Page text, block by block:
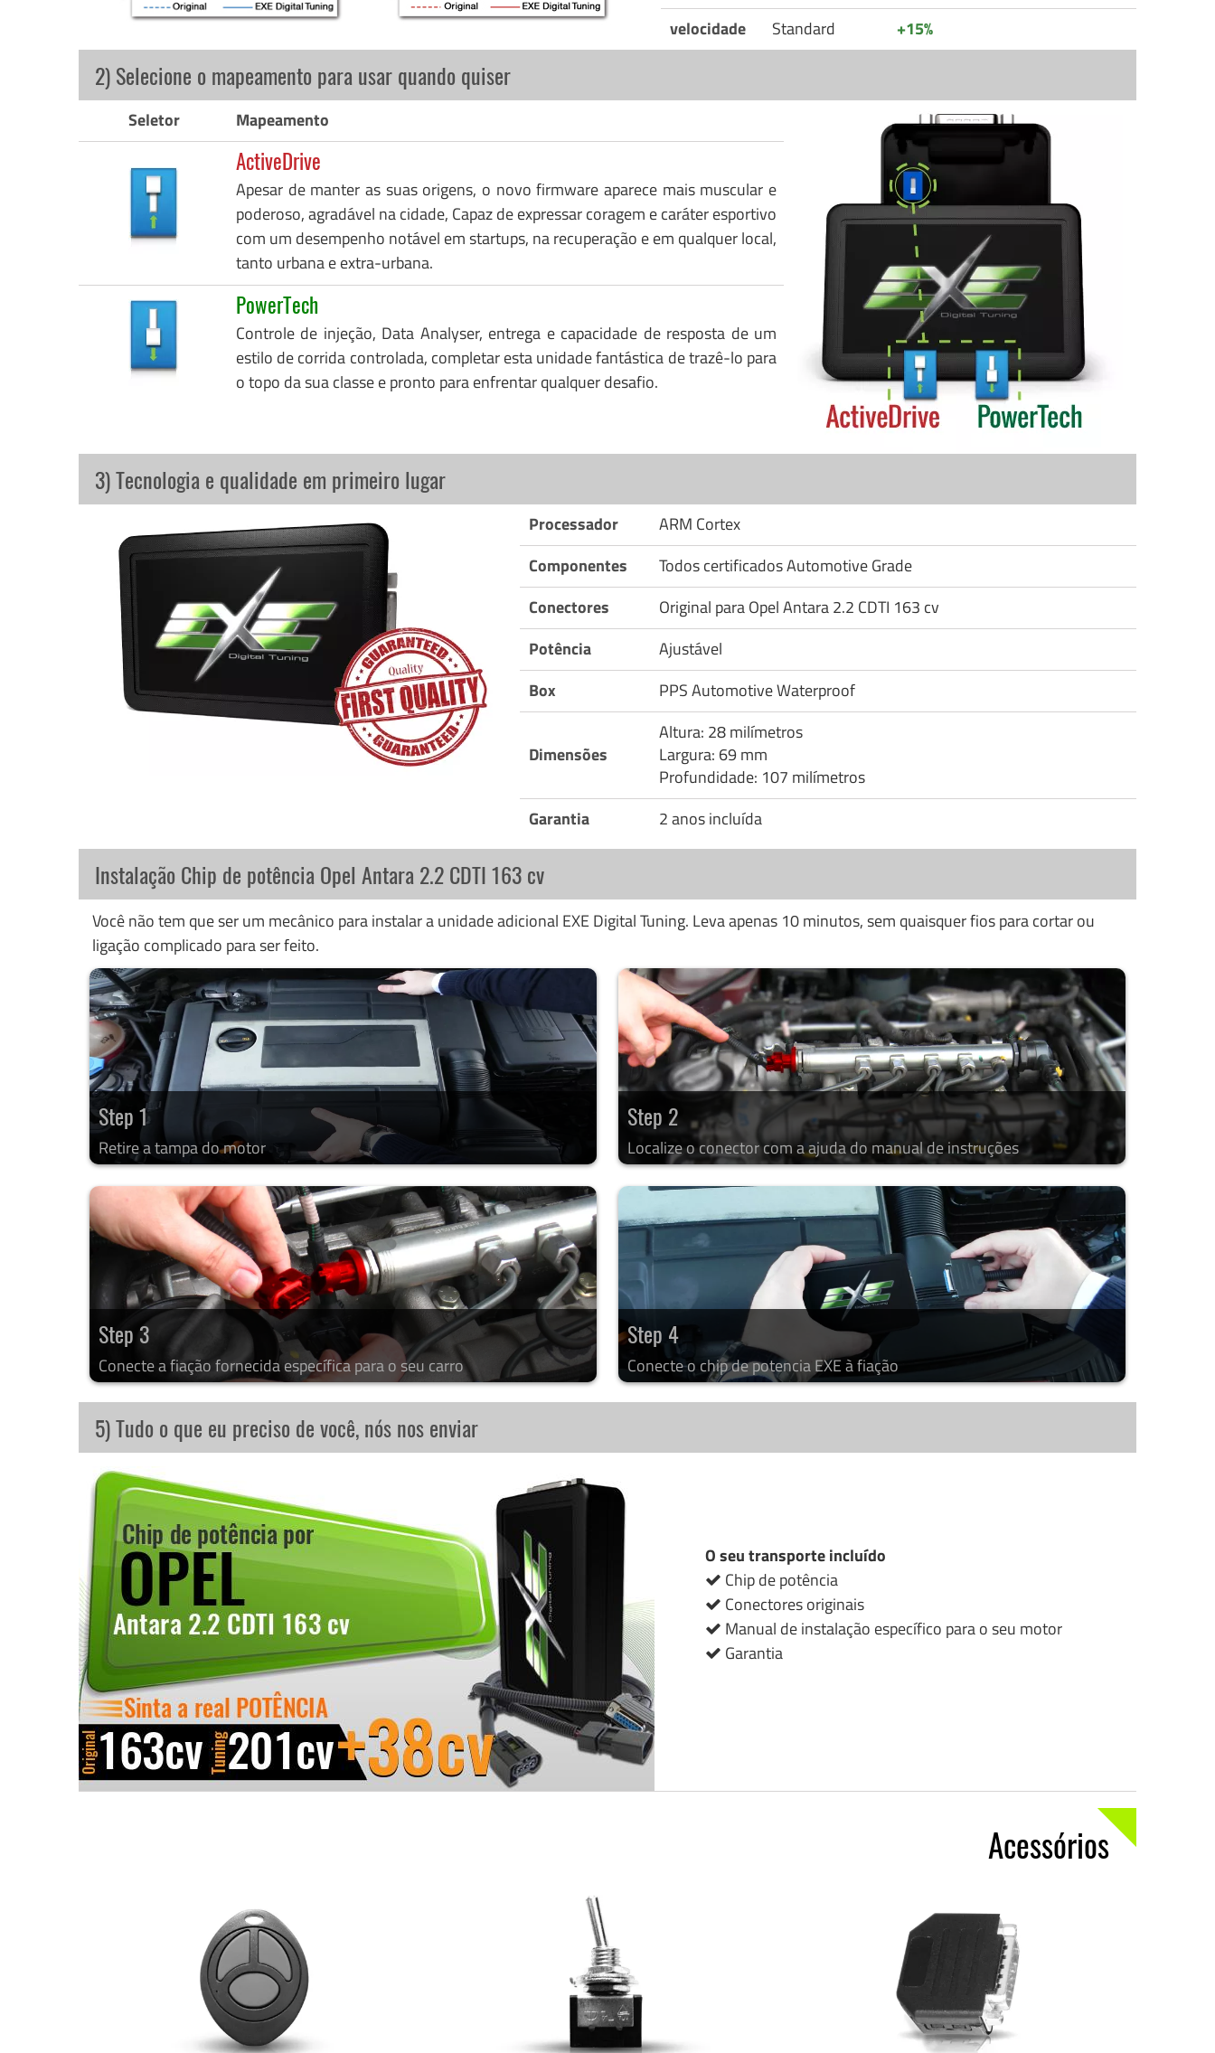
velocidade
Standard +15%
2) Selecione o mapeamento para usar quando quiser
Seletor Mapeamento
ActiveDrive
Apesar de manter as suas origens, o novo firmware aparece mais muscular e
poderoso, agradável na cidade, Capaz de expressar coragem e caráter esportivo
com um desempenho notável em startups, na recuperação e em qualquer local,
tanto urbana e extra-urbana.
PowerTech
Controle de injeção, Data Analyser, entrega e capacidade de resposta de um
estilo de corrida controlada, completar esta unidade fantástica de trazê-lo para
o topo da sua classe e pronto para enfrentar qualquer desafio.
3) Tecnologia e qualidade em primeiro lugar
Processador
ARM Cortex
Componentes
Todos certificados Automotive Grade
Conectores
Original para Opel Antara 2.2 CDTI 163 cv
Potência
Ajustável
Box
PPS Automotive Waterproof
Dimensões
Altura: 28 milímetros
Largura: 69 mm
Profundidade: 107 milímetros
Garantia
2 anos incluída
Instalação Chip de potência Opel Antara 2.2 CDTI 163 cv
Você não tem que ser um mecânico para instalar a unidade adicional EXE Digital Tuning. Leva apenas 10 minutos, sem quaisquer fios para cortar ou
ligação complicado para ser feito.
Step 1
Retire a tampa do motor
Step 2
Localize o conector com a ajuda do manual de instruções
Step 3
Conecte a fiação fornecida específica para o seu carro
Step 4
Conecte o chip de potencia EXE à fiação
5) Tudo o que eu preciso de você, nós nos enviar
O seu transporte incluído
Chip de potência
Conectores originais
Manual de instalação específico para o seu motor
Garantia
Acessórios